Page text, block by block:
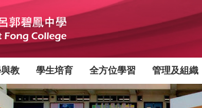
教 學生培育 全方位學習 管理及組織